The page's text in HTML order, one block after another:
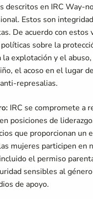
descritos en IRC Way-
Estos son
De acuerdo con estos
políticas sobre la
explotación y el
el acoso en el lugar
represalias.
IRC se compromete a
posiciones de
que proporcionan un
mujeres participen en
el permiso
sensibles al
de apoyo.